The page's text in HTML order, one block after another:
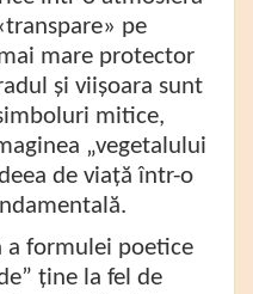
pe
mare protector
și viișoara sunt
mitice,
„vegetalului
de viață într-o
a formulei poetice
ține la fel de